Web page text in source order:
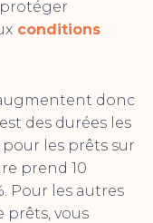
protéger
conditions
augmentent donc
des durées les
les prêts sur
prend 10
Pour les autres
prêts, vous